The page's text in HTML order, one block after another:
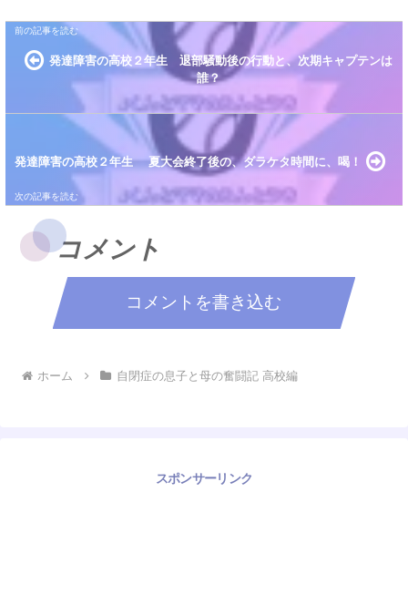
発達障害の高校２年生 退部騒動後の行動と、次期キャプテンは
誰？
発達障害の高校２年生 夏大会終了後の、ダラケタ時間に、喝！
コメント
コメントを書き込む
ホーム 自閉症の息子と母の奮闘記 高校編
スポンサーリンク